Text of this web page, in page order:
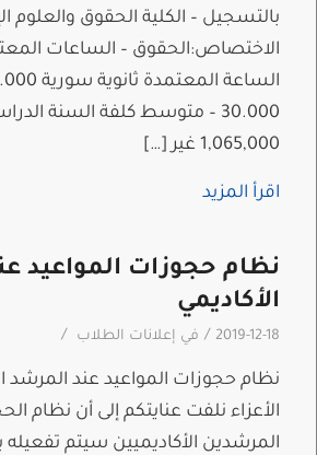
بالتسجيل – الكلية الحقوق والعلوم
30.000 – متوسط كلفة السنة
1,065,000 غير […]
اقرأ المزيد
نظام حجوزات المواعيد
الأكاديمي
2019-12-18
/ في إعلانات الطلاب /
نظام حجوزات المواعيد عند المرشد
الأعزاء نلفت عنايتكم إلى أن نظام
المرشدين الأكاديميين سيتم